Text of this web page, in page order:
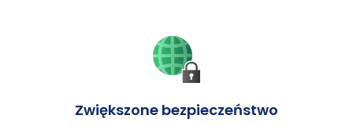
Zwiększone bezpieczeństwo